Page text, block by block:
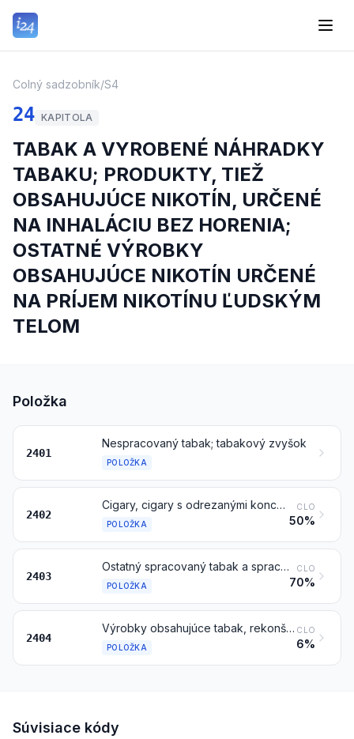
Colný sadzobník/S4
24 KAPITOLA
TABAK A VYROBENÉ NÁHRADKY
TABAKU; PRODUKTY, TIEŽ
OBSAHUJÚCE NIKOTÍN, URČENÉ
NA INHALÁCIU BEZ HORENIA;
OSTATNÉ VÝROBKY
OBSAHUJÚCE NIKOTÍN URČENÉ
NA PRÍJEM NIKOTÍNU ĽUDSKÝM
TELOM
Položka
2401
Nespracovaný tabak; tabakový zvyšok
POLOŽKA
2402
Cigary, cigary s odrezanými koncami, cigarky a cigarety, z tabaku alebo náhradiek tabaku
POLOŽKA
CLO
50%
2403
Ostatný spracovaný tabak a spracované náhradky tabaku; „homogenizovaný“ alebo „rekonštituovaný“ tabak; tabakové výťažky a esencie
POLOŽKA
CLO
70%
2404
Výrobky obsahujúce tabak, rekonštituovaný tabak, nikotín alebo náhradky tabaku alebo nikotínu, určené na inhaláciu bez horenia; ostatné výrobky obsahujúce nikotín určené na príjem nikotínu ľudským telom
POLOŽKA
CLO
6%
Súvisiace kódy